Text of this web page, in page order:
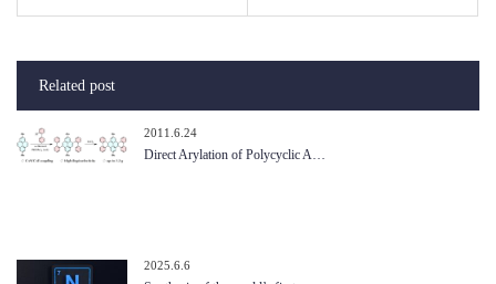
Related post
2011.6.24
Direct Arylation of Polycyclic A…
2025.6.6